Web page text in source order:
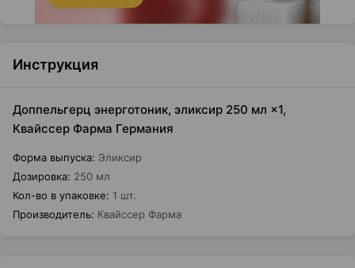
Инструкция
Доппельгерц энерготоник, эликсир 250 мл ×1,
Квайссер Фарма Германия
Форма выпуска: Эликсир
Дозировка: 250 мл
Кол-во в упаковке: 1 шт.
Производитель: Квайссер Фарма